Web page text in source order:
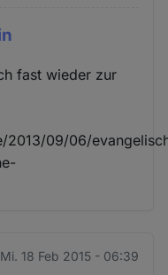
fast wieder zur
2013/09/06/
Mi. 18 Feb 2015 - 06:39